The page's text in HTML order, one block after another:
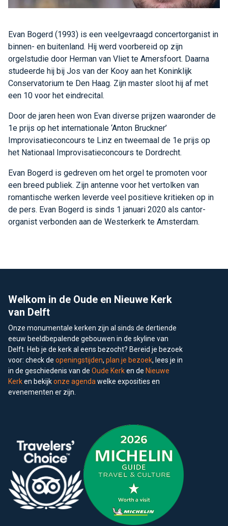
Evan Bogerd (1993) is een veelgevraagd concertorganist in
binnen- en buitenland. Hij werd voorbereid op zijn
orgelstudie door Herman van Vliet te Amersfoort. Daarna
studeerde hij bij Jos van der Kooy aan het Koninklijk
Conservatorium te Den Haag. Zijn master sloot hij af met
een 10 voor het eindrecital.
Door de jaren heen won Evan diverse prijzen waaronder de
1e prijs op het internationale ‘Anton Bruckner’
Improvisatieconcours te Linz en tweemaal de 1e prijs op
het Nationaal Improvisatieconcours te Dordrecht.
Evan Bogerd is gedreven om het orgel te promoten voor
een breed publiek. Zijn antenne voor het vertolken van
romantische werken leverde veel positieve kritieken op in
de pers. Evan Bogerd is sinds 1 januari 2020 als cantor-
organist verbonden aan de Westerkerk te Amsterdam.
Welkom in de Oude en Nieuwe Kerk
van Delft
Onze monumentale kerken zijn al sinds de dertiende
eeuw beeldbepalende gebouwen in de skyline van
Delft. Heb je de kerk al eens bezocht? Bereid je bezoek
voor: check de openingstijden, plan je bezoek, lees je in
in de geschiedenis van de Oude Kerken de Nieuwe
Kerken bekijkonze agenda welke exposities en
evenementen er zijn.